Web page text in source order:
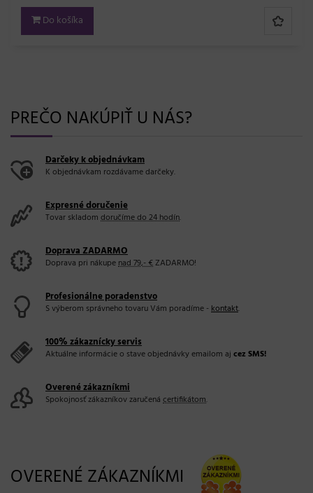
Do košíka
PREČO NAKÚPIŤ U NÁS?
Darčeky k objednávkam
K objednávkam rozdávame darčeky.
Expresné doručenie
Tovar skladom doručíme do 24 hodín.
Doprava ZADARMO
Doprava pri nákupenad 79,- €ZADARMO!
Profesionálne poradenstvo
S výberom správneho tovaru Vám poradíme -kontakt.
100% zákaznícky servis
Aktuálne informácie o stave objednávky emailom aj cez SMS!
Overené zákazníkmi
Spokojnosť zákazníkov zaručená certifikátom.
OVERENÉ ZÁKAZNÍKMI